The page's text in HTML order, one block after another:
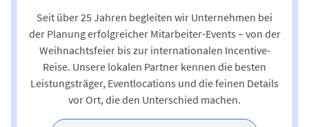
Seit über 25 Jahren begleiten wir Unternehmen bei
der Planung erfolgreicher Mitarbeiter-Events – von der
Weihnachtsfeier bis zur internationalen Incentive-
Reise. Unsere lokalen Partner kennen die besten
Leistungsträger, Eventlocations und die feinen Details
vor Ort, die den Unterschied machen.